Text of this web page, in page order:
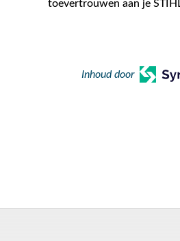
toevertrouwen aan je
Inhoud door